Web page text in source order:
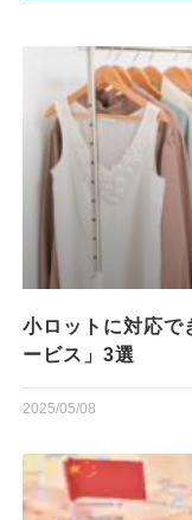
小ロットに対応で
ービス」3選
2025/05/08